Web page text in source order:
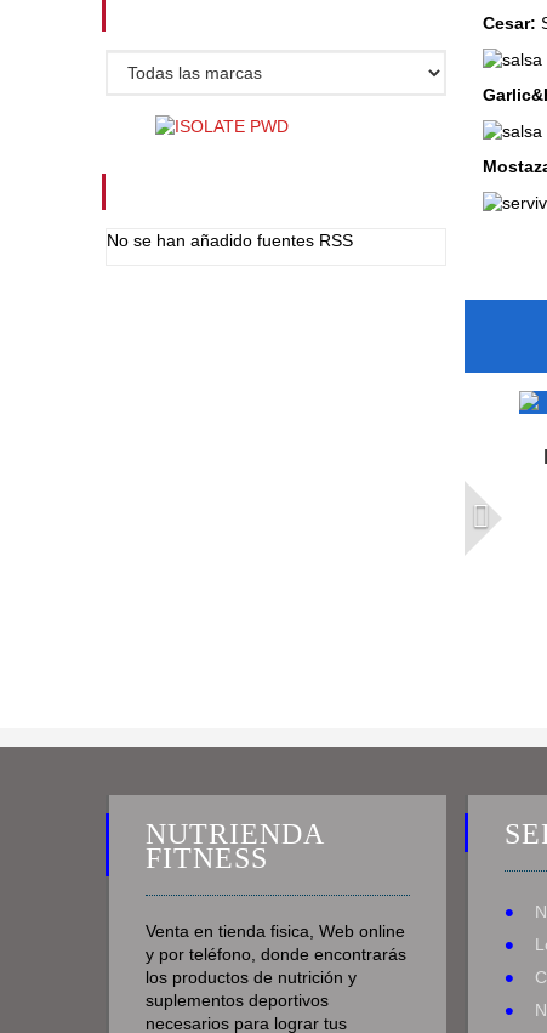
No se han añadido fuentes RSS
Cesar:
NUTRIENDA
FITNESS
Venta en tienda fisica, Web online
y por teléfono, donde encontrarás
los productos de nutrición y
suplementos deportivos
necesarios para lograr tus